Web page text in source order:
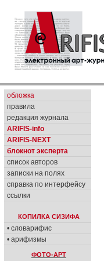
обложка
правила
редакция журнала
ARIFIS-info
ARIFIS-NEXT
блокнот эксперта
список авторов
записки на полях
справка по интерфейсу
ссылки
КОПИЛКА СИЗИФА
• словарифис
• арифизмы
ФОТО-АРТ